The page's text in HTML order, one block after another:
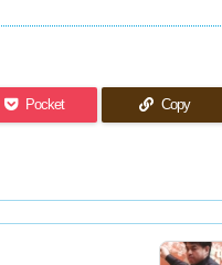
Pocket Copy